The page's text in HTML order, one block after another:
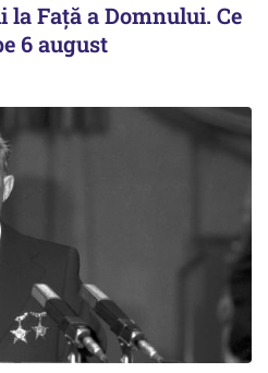
Față a Domnului. Ce
6 august